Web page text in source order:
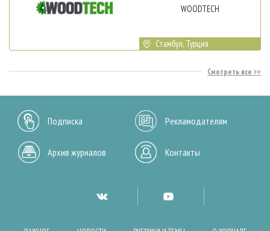
WOODTECH
Стамбул, Турция
Смотреть все
Подписка Рекламодателям
Архив журналов Контакты